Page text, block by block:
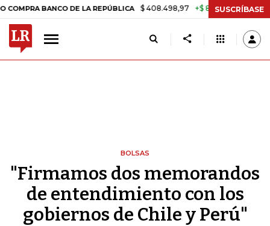
BANCO DE LA REPÚBLICA $ 408.498,97 +$ 8.753,81 +2,19%
SUSCRÍBASE
BOLSAS
"Firmamos dos memorandos
de entendimiento con los
gobiernos de Chile y Perú"